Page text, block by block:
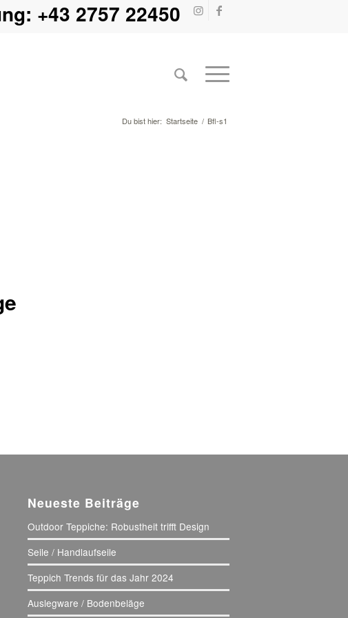
+43 2757 22450
Du bist hier: Startseite / Bfl-s1
Neueste Beiträge
Outdoor Teppiche: Robustheit trifft Design
Seile / Handlaufseile
Teppich Trends für das Jahr 2024
Auslegware / Bodenbeläge